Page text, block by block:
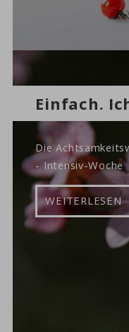
Einfach.
Die
- Intensiv-Woche
WEITERLESEN